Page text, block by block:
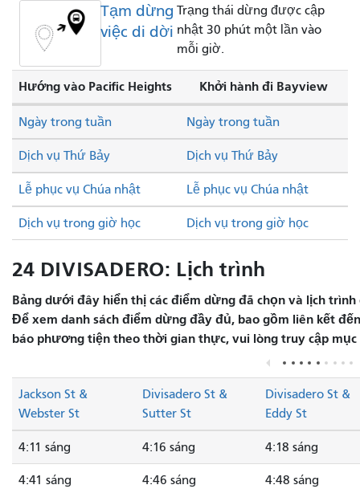
Tạm dừng
việc di dời
Trạng thái dừng được cập
nhật 30 phút một lần vào
mỗi giờ.
Hướng vào Pacific Heights Khởi hành đi Bayview
Dịch vụ Thứ Bảy Dịch vụ Thứ Bảy
Lễ phục vụ Chúa nhật Lễ phục vụ Chúa nhật
Ngày trong tuần Ngày trong tuần
Dịch vụ trong giờ học Dịch vụ trong giờ học
24 DIVISADERO: Lịch trình
Bảng dưới đây hiển thị các điểm dừng đã chọn và lịch
Để xem danh sách điểm dừng đầy đủ, bao gồm liên kết
báo phương tiện theo thời gian thực, vui lòng truy cập mục
Jackson St &
Webster St
Divisadero St &
Sutter St
Divisadero St &
Eddy St
4:11 sáng 4:16 sáng 4:18 sáng
4:41 sáng 4:46 sáng 4:48 sáng